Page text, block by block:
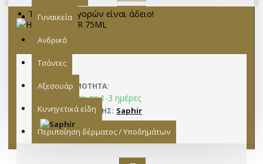
Το καλάθι αγορών είναι άδειο!
Γυναικεία
Ανδρικά
Τσάντες
Αξεσουάρ
Κυνηγετικά είδη
Περιποίηση δέρματος / Υποδημάτων
ΔΙΑΘΕΣΙΜΌΤΗΤΑ:
Παράδοση σε 1-3 ημέρες
ΚΑΤΑΣΚΕΥΑΣΤΉΣ: Saphir
ΜΟΝΤΈΛΟ: 15281007